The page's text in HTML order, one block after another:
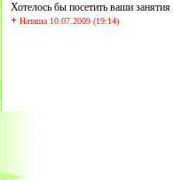
Хотелось бы посетить ваши
+ Наташа 10.07.2009 (19:14)